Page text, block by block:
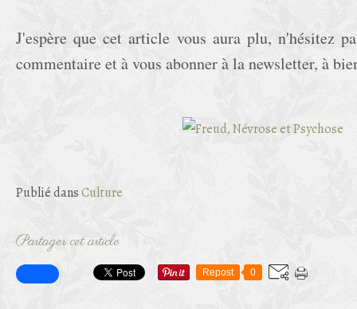
J'espère que cet article vous aura plu, n'hésitez
commentaire et à vous abonner à la newsletter, à
Publié dansCulture
Partager cet article
Repost 0